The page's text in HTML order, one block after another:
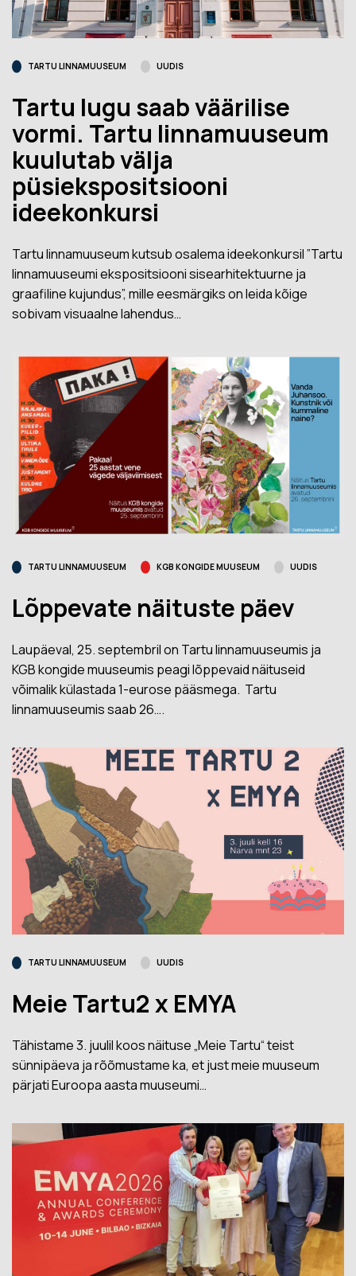
TARTU LINNAMUUSEUM UUDIS
Tartu lugu saab väärilise
vormi. Tartu linnamuuseum
kuulutab välja
püsiekspositsiooni
ideekonkursi
Tartu linnamuuseum kutsub osalema ideekonkursil ”Tartu
linnamuuseumi ekspositsiooni sisearhitektuurne ja
graafiline kujundus”, mille eesmärgiks on leida kõige
sobivam visuaalne lahendus…
TARTU LINNAMUUSEUM KGB KONGIDE MUUSEUM UUDIS
Lõppevate näituste päev
Laupäeval, 25. septembril on Tartu linnamuuseumis ja
KGB kongide muuseumis peagi lõppevaid näituseid
võimalik külastada 1-eurose pääsmega. Tartu
linnamuuseumis saab 26….
TARTU LINNAMUUSEUM UUDIS
Meie Tartu2 x EMYA
Tähistame 3. juulil koos näituse „Meie Tartu“ teist
sünnipäeva ja rõõmustame ka, et just meie muuseum
pärjati Euroopa aasta muuseumi…